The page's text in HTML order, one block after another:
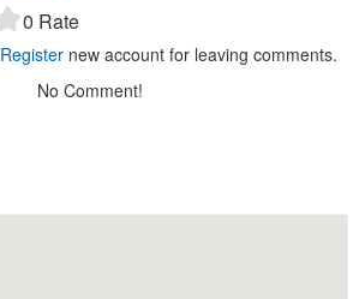
0 Rate
Register new account for leaving comments.
No Comment!